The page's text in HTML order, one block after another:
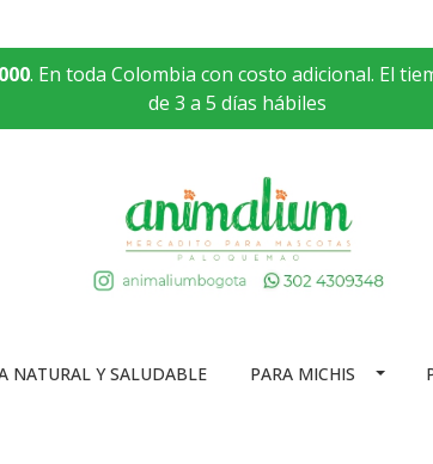
. En toda Colombia con costo adicional. El
de 3 a 5 días hábiles
NATURAL Y SALUDABLE PARA MICHIS